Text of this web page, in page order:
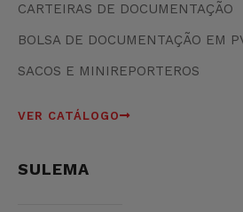
CARTEIRAS DE DOCUMENTAÇÃO
BOLSA DE DOCUMENTAÇÃO EM
SACOS E MINIREPORTEROS
VER CATÁLOGO
SULEMA